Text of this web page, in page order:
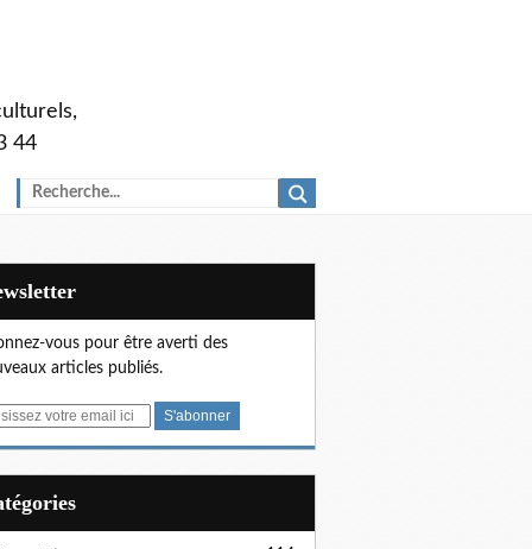
44
vous pour être averti des
articles publiés.